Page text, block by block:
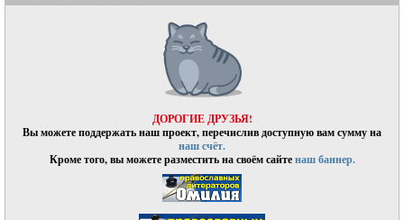
ДОРОГИЕ ДРУЗЬЯ!
Вы можете поддержать наш проект, перечислив доступную вам сумму на
наш счёт.
Кроме того, вы можете разместить на своём сайтенаш баннер.